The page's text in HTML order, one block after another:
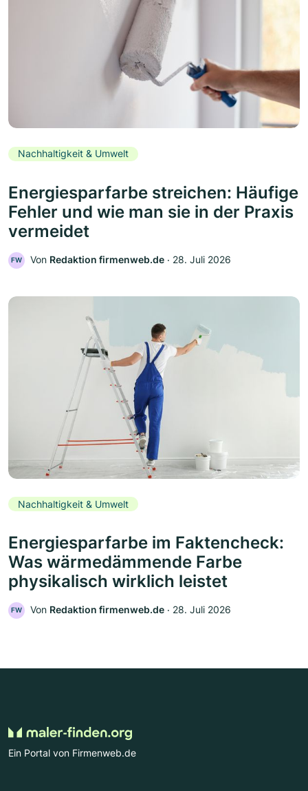
Nachhaltigkeit & Umwelt
Energiesparfarbe streichen: Häufige
Fehler und wie man sie in der Praxis
vermeidet
FW Von Redaktion firmenweb.de ‧ 28. Juli 2026
Nachhaltigkeit & Umwelt
Energiesparfarbe im Faktencheck:
Was wärmedämmende Farbe
physikalisch wirklich leistet
FW Von Redaktion firmenweb.de ‧ 28. Juli 2026
Ein Portal von Firmenweb.de